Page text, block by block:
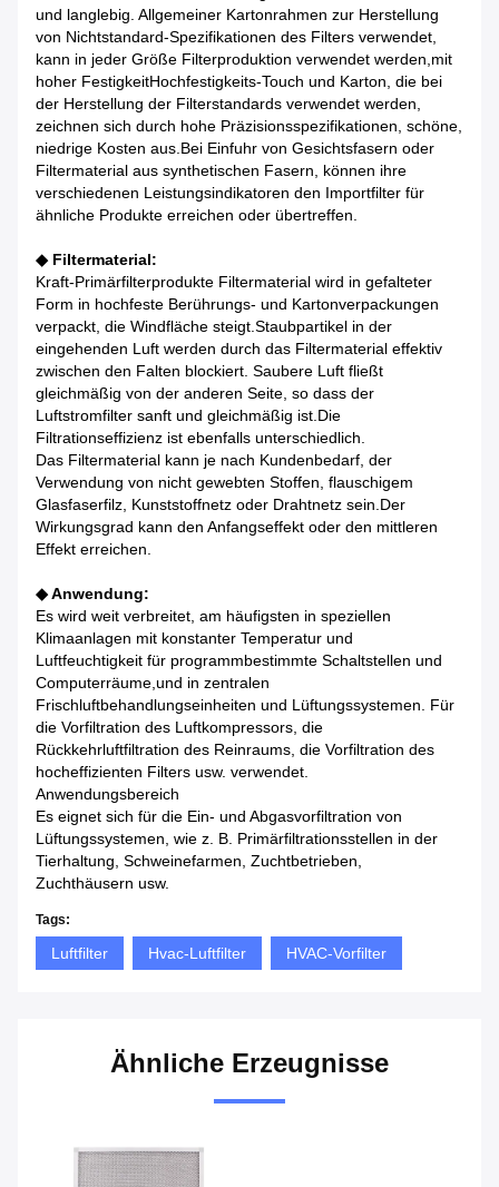
und langlebig. Allgemeiner Kartonrahmen zur Herstellung
von Nichtstandard-Spezifikationen des Filters verwendet,
kann in jeder Größe Filterproduktion verwendet werden,mit
hoher FestigkeitHochfestigkeits-Touch und Karton, die bei
der Herstellung der Filterstandards verwendet werden,
zeichnen sich durch hohe Präzisionsspezifikationen, schöne,
niedrige Kosten aus.Bei Einfuhr von Gesichtsfasern oder
Filtermaterial aus synthetischen Fasern, können ihre
verschiedenen Leistungsindikatoren den Importfilter für
ähnliche Produkte erreichen oder übertreffen.
◆ Filtermaterial:
Kraft-Primärfilterprodukte Filtermaterial wird in gefalteter
Form in hochfeste Berührungs- und Kartonverpackungen
verpackt, die Windfläche steigt.Staubpartikel in der
eingehenden Luft werden durch das Filtermaterial effektiv
zwischen den Falten blockiert. Saubere Luft fließt
gleichmäßig von der anderen Seite, so dass der
Luftstromfilter sanft und gleichmäßig ist.Die
Filtrationseffizienz ist ebenfalls unterschiedlich.
Das Filtermaterial kann je nach Kundenbedarf, der
Verwendung von nicht gewebten Stoffen, flauschigem
Glasfaserfilz, Kunststoffnetz oder Drahtnetz sein.Der
Wirkungsgrad kann den Anfangseffekt oder den mittleren
Effekt erreichen.
◆ Anwendung:
Es wird weit verbreitet, am häufigsten in speziellen
Klimaanlagen mit konstanter Temperatur und
Luftfeuchtigkeit für programmbestimmte Schaltstellen und
Computerräume,und in zentralen
Frischluftbehandlungseinheiten und Lüftungssystemen. Für
die Vorfiltration des Luftkompressors, die
Rückkehrluftfiltration des Reinraums, die Vorfiltration des
hocheffizienten Filters usw. verwendet.
Anwendungsbereich
Es eignet sich für die Ein- und Abgasvorfiltration von
Lüftungssystemen, wie z. B. Primärfiltrationsstellen in der
Tierhaltung, Schweinefarmen, Zuchtbetrieben,
Zuchthäusern usw.
Tags:
Luftfilter Hvac-Luftfilter HVAC-Vorfilter
Ähnliche Erzeugnisse